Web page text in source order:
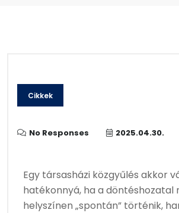
Cikkek
No Responses 2025.04.30.
Egy társasházi közgyűlés akkor
hatékonnyá, ha a döntéshozatal
helyszínen „spontán” történik,